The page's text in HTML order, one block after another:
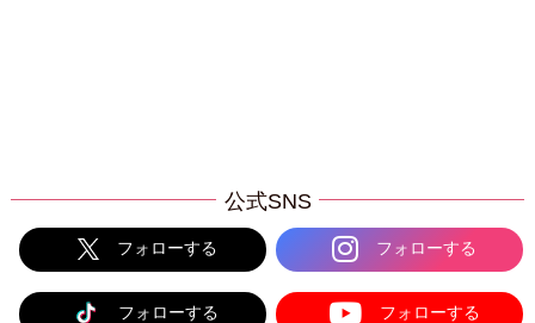
公式SNS
フォローする フォローする
フォローする フォローする